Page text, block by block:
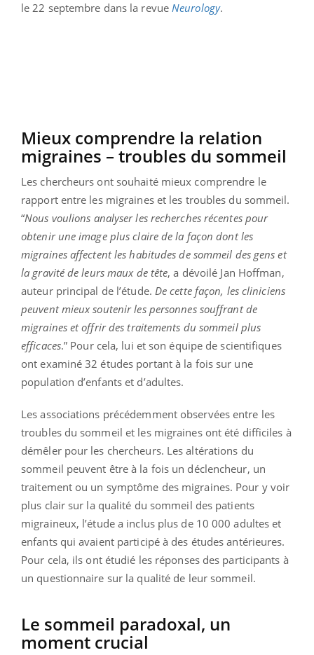
le 22 septembre dans la revueNeurology.
Mieux comprendre la relation
migraines – troubles du sommeil
Les chercheurs ont souhaité mieux comprendre le
rapport entre les migraines et les troubles du sommeil.
“Nous voulions analyser les recherches récentes pour
obtenir une image plus claire de la façon dont les
migraines affectent les habitudes de sommeil des gens et
la gravité de leurs maux de tête, a dévoilé Jan Hoffman,
auteur principal de l’étude. De cette façon, les cliniciens
peuvent mieux soutenir les personnes souffrant de
migraines et offrir des traitements du sommeil plus
efficaces.” Pour cela, lui et son équipe de scientifiques
ont examiné 32 études portant à la fois sur une
population d’enfants et d’adultes.
Les associations précédemment observées entre les
troubles du sommeil et les migraines ont été difficiles à
démêler pour les chercheurs. Les altérations du
sommeil peuvent être à la fois un déclencheur, un
traitement ou un symptôme des migraines. Pour y voir
plus clair sur la qualité du sommeil des patients
migraineux, l’étude a inclus plus de 10 000 adultes et
enfants qui avaient participé à des études antérieures.
Pour cela, ils ont étudié les réponses des participants à
un questionnaire sur la qualité de leur sommeil.
Le sommeil paradoxal, un
moment crucial